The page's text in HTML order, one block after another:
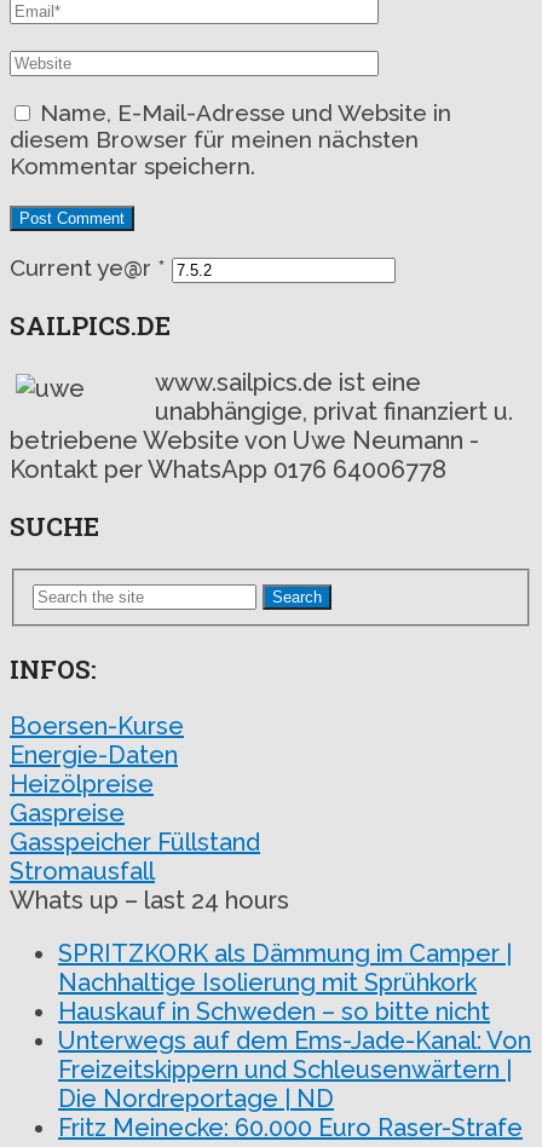
Name, E-Mail-Adresse und Website in
diesem Browser für meinen nächsten
Kommentar speichern.
Current ye@r *
SAILPICS.DE
www.sailpics.de ist eine
unabhängige, privat finanziert u.
betriebene Website von Uwe Neumann -
Kontakt per WhatsApp 0176 64006778
SUCHE
Search
INFOS:
Boersen-Kurse
Energie-Daten
Heizölpreise
Gaspreise
Gasspeicher Füllstand
Stromausfall
Whats up – last 24 hours
SPRITZKORK als Dämmung im Camper |
Nachhaltige Isolierung mit Sprühkork
Hauskauf in Schweden – so bitte nicht
Unterwegs auf dem Ems-Jade-Kanal: Von
Freizeitskippern und Schleusenwärtern |
Die Nordreportage | ND
Fritz Meinecke: 60.000 Euro Raser-Strafe